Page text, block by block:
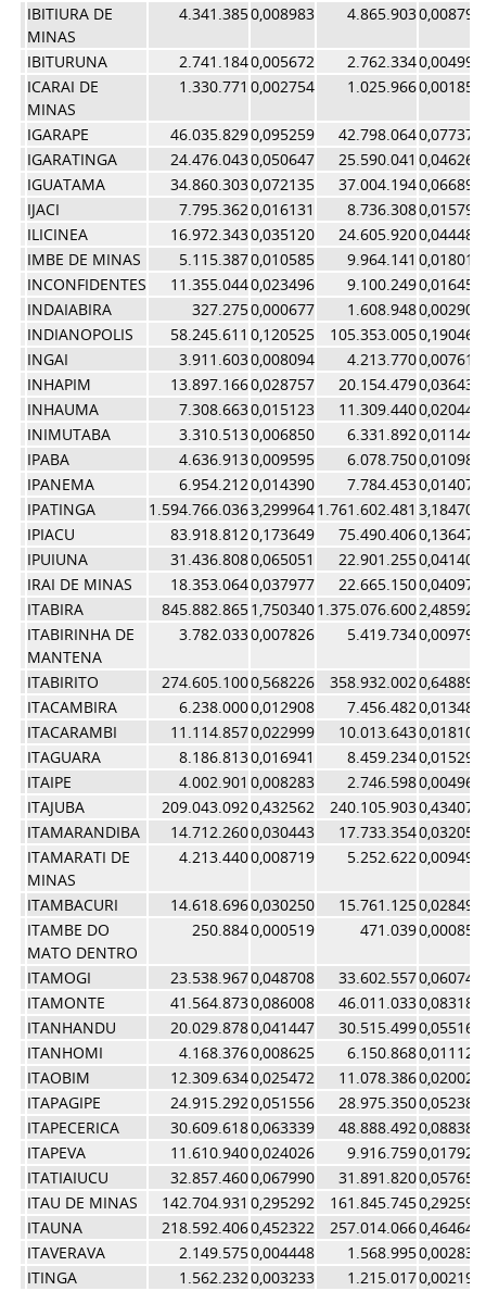
IBITIURA DE
MINAS
4.341.3850,008983 4.865.9030,008797
IBITURUNA 2.741.1840,005672 2.762.3340,004994
ICARAI DE
MINAS
1.330.771 0,002754 1.025.9660,001855
IGARAPE 46.035.8290,095259 42.798.0640,077372
IGARATINGA
24.476.0430,050647 25.590.041 0,046263
IGUATAMA
34.860.3030,072135 37.004.1940,066898
IJACI
7.795.3620,016131 8.736.3080,015794
ILICINEA
16.972.3430,035120 24.605.9200,044484
IMBE DE MINAS
5.115.3870,010585 9.964.141 0,018014
INCONFIDENTES
11.355.0440,023496 9.100.2490,016452
INDAIABIRA
327.2750,000677 1.608.9480,002909
INDIANOPOLIS
58.245.611 0,120525 105.353.0050,190462
INGAI
3.911.6030,008094 4.213.7700,007618
INHAPIM
13.897.1660,028757 20.154.4790,036436
INHAUMA
7.308.6630,015123 11.309.4400,020446
INIMUTABA
3.310.5130,006850 6.331.8920,011447
IPABA
4.636.9130,009595 6.078.7500,010989
IPANEMA
6.954.2120,014390 7.784.4530,014073
IPATINGA
1.594.766.0363,2999641.761.602.481 3,184707
IPIACU
83.918.8120,173649 75.490.4060,136475
IPUIUNA
31.436.8080,065051 22.901.2550,041402
IRAI DE MINAS
18.353.0640,037977 22.665.1500,040975
ITABIRA
845.882.8651,7503401.375.076.6002,485927
ITABIRINHA DE
MANTENA
3.782.0330,007826 5.419.7340,009798
ITABIRITO 274.605.1000,568226 358.932.0020,648894
ITACAMBIRA
6.238.0000,012908 7.456.4820,013480
ITACARAMBI
11.114.8570,022999 10.013.6430,018103
ITAGUARA
8.186.8130,016941 8.459.2340,015293
ITAIPE
4.002.901 0,008283 2.746.5980,004965
ITAJUBA
209.043.0920,432562 240.105.9030,434075
ITAMARANDIBA
14.712.2600,030443 17.733.3540,032059
ITAMARATI DE
MINAS
4.213.4400,008719 5.252.6220,009496
ITAMBACURI 14.618.6960,030250 15.761.1250,028494
ITAMBE DO
MATO DENTRO
250.8840,000519 471.0390,000852
ITAMOGI 23.538.9670,048708 33.602.5570,060748
ITAMONTE
41.564.8730,086008 46.011.0330,083181
ITANHANDU
20.029.8780,041447 30.515.4990,055167
ITANHOMI
4.168.3760,008625 6.150.8680,011120
ITAOBIM
12.309.6340,025472 11.078.3860,020028
ITAPAGIPE
24.915.2920,051556 28.975.3500,052383
ITAPECERICA
30.609.6180,063339 48.888.4920,088383
ITAPEVA
11.610.9400,024026 9.916.7590,017928
ITATIAIUCU
32.857.4600,067990 31.891.8200,057656
ITAU DE MINAS
142.704.931 0,295292 161.845.7450,292592
ITAUNA
218.592.4060,452322 257.014.0660,464642
ITAVERAVA
2.149.5750,004448 1.568.9950,002837
ITINGA
1.562.2320,003233 1.215.0170,002197